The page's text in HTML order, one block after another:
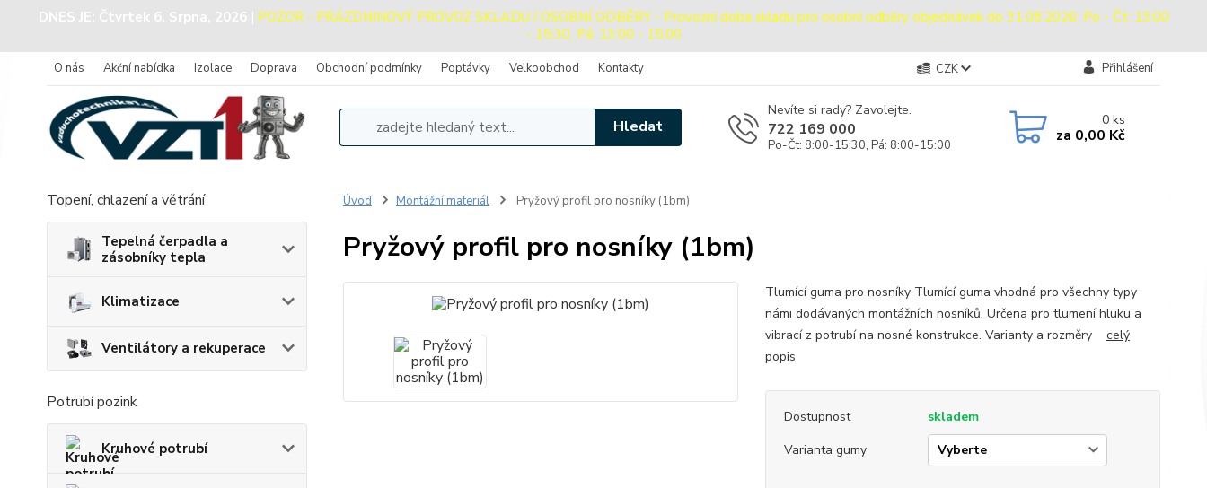
DNES JE: Čtvrtek 6. Srpna, 2026 | POZOR - PRÁZDNINOVÝ PROVOZ SKLADU / OSOBNÍ ODBĚRY - Provozní doba skladu pro osobní odběry objednávek do 31.08.2026: Po - Čt: 13:00
- 15:30, Pá: 13:00 - 15:00
O nás Akční nabídka Izolace Doprava Obchodní podmínky Poptávky Velkoobchod Kontakty CZK Přihlášení
Hledat
Nevíte si rady? Zavolejte.
722 169 000
Po-Čt: 8:00-15:30, Pá: 8:00-15:00
0ks
za 0,00 Kč
Topení, chlazení a větrání
Tepelná čerpadla a
zásobníky tepla
Klimatizace
Ventilátory a rekuperace
Potrubí pozink
Kruhové potrubí
Úvod Montážní materiál Pryžový profil pro nosníky (1bm)
Pryžový profil pro nosníky (1bm)
Tlumící guma pro nosníky Tlumící guma vhodná pro všechny typy
námi dodávaných montážních nosníků. Určena pro tlumení hluku a
vibrací z potrubí na nosné konstrukce. Varianty a rozměry celý
popis
Dostupnost
skladem
Varianta gumy